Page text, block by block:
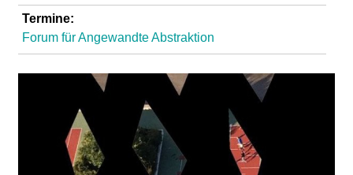
n
Termine:
Forum für Angewandte Abstraktion